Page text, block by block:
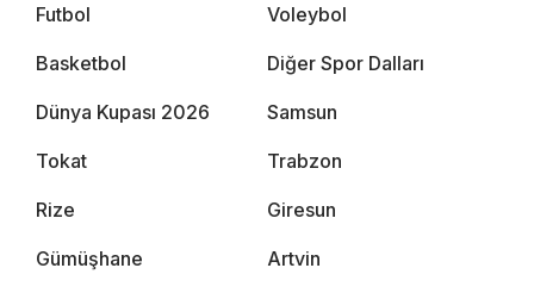
Futbol Voleybol
Basketbol Diğer Spor Dalları
Dünya Kupası 2026 Samsun
Tokat Trabzon
Rize Giresun
Gümüşhane Artvin